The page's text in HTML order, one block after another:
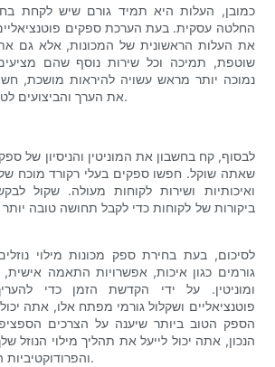
כמובן, העלות היא תמיד גורם שיש לקחת
החלטה עסקית. בעת הערכת ספקים
את העלות הראשונית של המכונות, אלא גם
שוטפת, תמיכה וכל שירות נוסף שהם
נמוכה יותר מראש עשויה להיראות מושכת,
את הערך והביצועים לטווח ארוך של המכונות.
לבסוף, קח בחשבון את המוניטין והניסיון של ספק
שאתה שוקל. חפשו ספקים בעלי רקורד מוכח
ואיכותיות ושירות לקוחות מעולה. שקול
ביקורות של לקוחות כדי לקבל תחושה טובה
לסיכום, בעת בחירת ספק מכונות מילוי
גורמים כגון איכות, אפשרויות התאמה
ומוניטין. על ידי הקדשת הזמן כדי
פוטנציאליים ושקלול גורמי מפתח אלו, אתה
הספק הטוב ביותר שיענה על הצרכים
הנכון, אתה יכול לייעל את תהליך מילוי הנוזל
והפרודוקטיביות הכוללת בפעולות שלך.